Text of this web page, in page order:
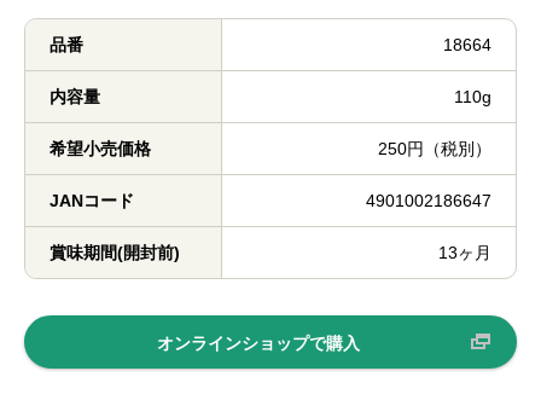
品番 18664
内容量 110g
希望小売価格 250円（税別）
JANコード 4901002186647
賞味期間(開封前) 13ヶ月
オンラインショップで購入